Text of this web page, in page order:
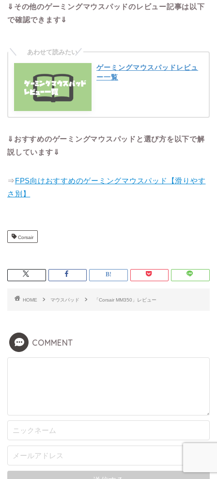
⇓その他のゲーミングマウスパッドのレビュー記事は以下
で確認できます⇓
ゲーミングマウスパッドレビュ
ー一覧
⇓おすすめのゲーミングマウスパッドと選び方を以下で解
説しています⇓
⇒FPS向けおすすめのゲーミングマウスパッド【滑りやす
さ別】
Corsair
HOME マウスパッド 「Corsair MM350」レビュー
COMMENT